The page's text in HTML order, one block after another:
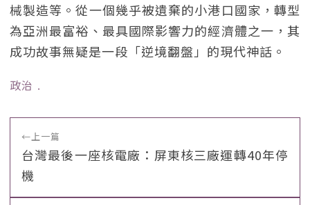
械製造等。從一個幾乎被遺棄的小港口國家，轉型
為亞洲最富裕、最具國際影響力的經濟體之一，其
成功故事無疑是一段「逆境翻盤」的現代神話。
政治 ﹒
←上一篇
台灣最後一座核電廠：屏東核三廠運轉40年停
機